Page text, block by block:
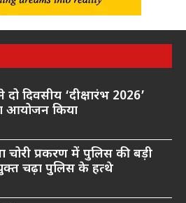
दो दिवसीय ‘दीक्षारंभ 2026’
आयोजन किया
चोरी प्रकरण में पुलिस की बड़ी
चढ़ा पुलिस के हत्थे